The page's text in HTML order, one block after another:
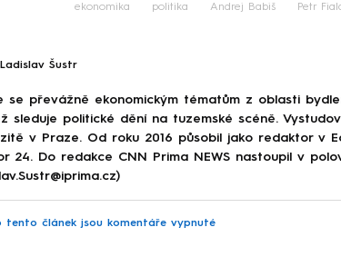
ekonomika politika Andrej Babiš Petr
Ladislav Šustr
se převážně ekonomickým tématům z oblasti
sleduje politické dění na tuzemské scéně.
v Praze. Od roku 2016 působil jako redaktor v
24. Do redakce CNN Prima NEWS nastoupil v
tento článek jsou komentáře vypnuté